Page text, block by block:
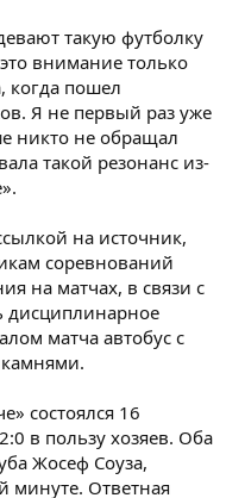
такую футболку
внимание только
когда пошел
Я не первый раз уже
никто не обращал
такой резонанс из-
на источник,
соревнований
на матчах, в связи с
дисциплинарное
матча автобус с
состоялся 16
в пользу хозяев. Оба
Жосеф Соуза,
минуте. Ответная